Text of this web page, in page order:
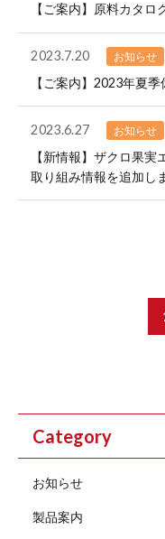
【ご案内】原料カタロ
2023.7.20 お知らせ
【ご案内】2023年夏
2023.6.27 お知らせ
【新情報】ザクロ果
取り組み情報を追加し
Category
お知らせ
製品案内